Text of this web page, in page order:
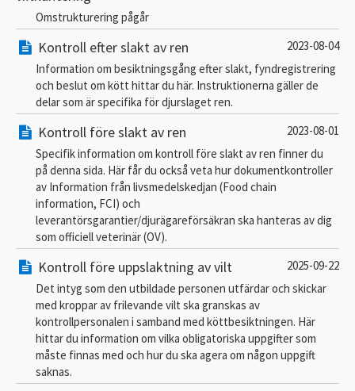
Omstrukturering pågår
Kontroll efter slakt av ren
2023-08-04
Information om besiktningsgång efter slakt, fyndregistrering
och beslut om kött hittar du här. Instruktionerna gäller de
delar som är specifika för djurslaget ren.
Kontroll före slakt av ren
2023-08-01
Specifik information om kontroll före slakt av ren finner du
på denna sida. Här får du också veta hur dokumentkontroller
av Information från livsmedelskedjan (Food chain
information, FCI) och
leverantörsgarantier/djurägareförsäkran ska hanteras av dig
som officiell veterinär (OV).
Kontroll före uppslaktning av vilt
2025-09-22
Det intyg som den utbildade personen utfärdar och skickar
med kroppar av frilevande vilt ska granskas av
kontrollpersonalen i samband med köttbesiktningen. Här
hittar du information om vilka obligatoriska uppgifter som
måste finnas med och hur du ska agera om någon uppgift
saknas.